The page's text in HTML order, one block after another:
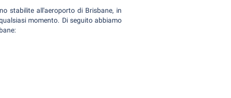
stabilite all'aeroporto di Brisbane, in
momento. Di seguito abbiamo